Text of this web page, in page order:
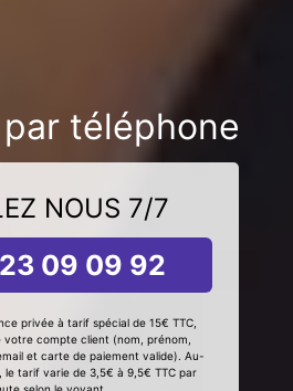
téléphone
NOUS 7/7
09 09 92
privée à tarif spécial de 15€ TTC,
votre compte client (nom, prénom,
et carte de paiement valide). Au-
le tarif varie de 3,5€ à 9,5€ TTC par